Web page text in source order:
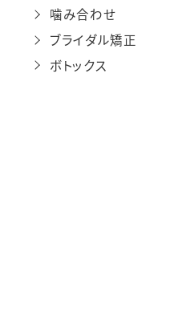
噛み合わせ
ブライダル矯正
ボトックス